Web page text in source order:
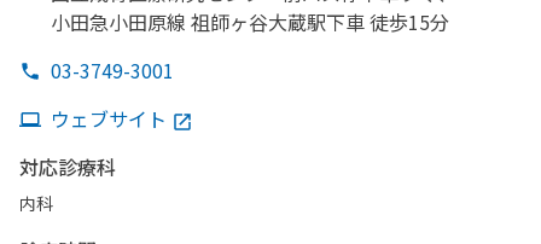
小田急小田原線 祖師ヶ谷大蔵駅下車 徒歩15分
03-3749-3001
ウェブサイト
対応診療科
内科